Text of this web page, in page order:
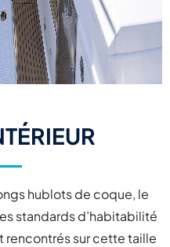
hublots de coque, le
standards d’habitabilité
sur cette taille